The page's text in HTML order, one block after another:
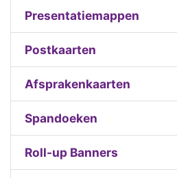
Presentatiemappen
Postkaarten
Afsprakenkaarten
Spandoeken
Roll-up Banners